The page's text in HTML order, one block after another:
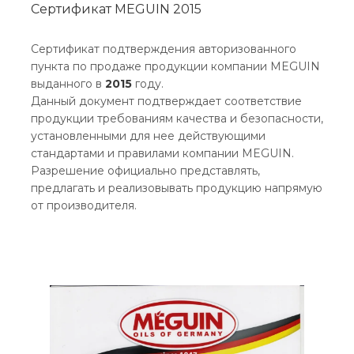
Сертификат MEGUIN 2015
Сертификат подтверждения авторизованного
пункта по продаже продукции компании MEGUIN
выданного в 2015 году.
Данный документ подтверждает соответствие
продукции требованиям качества и безопасности,
установленными для нее действующими
стандартами и правилами компании MEGUIN.
Разрешение официально представлять,
предлагать и реализовывать продукцию напрямую
от производителя.